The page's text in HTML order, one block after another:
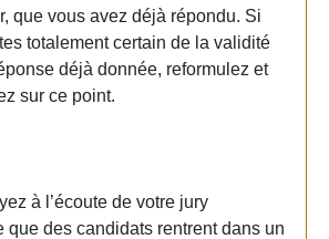
que vous avez déjà répondu. Si
totalement certain de la validité
déjà donnée, reformulez et
sur ce point.
à l’écoute de votre jury
que des candidats rentrent dans un